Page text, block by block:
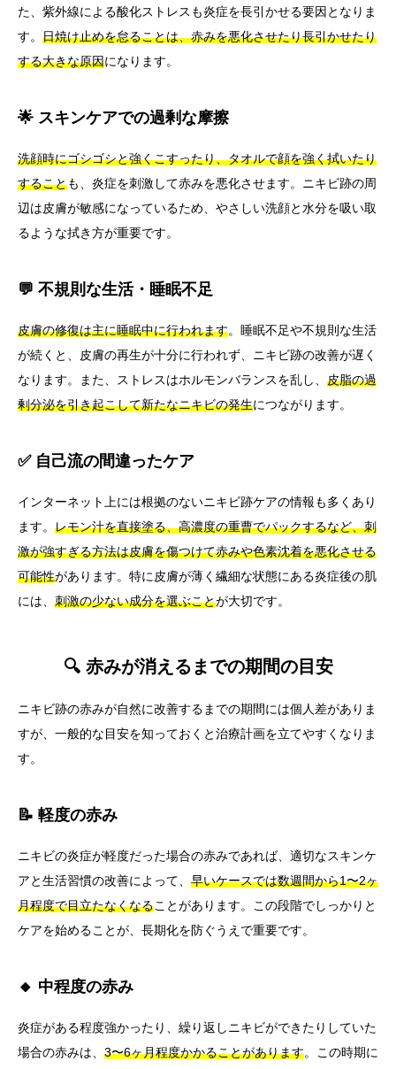
た、紫外線による酸化ストレスも炎症を長引かせる要因となりま
す。 日焼け止めを怠ることは、赤みを悪化させたり長引かせたり
する大きな原因になります。
🌟 スキンケアでの過剰な摩擦
洗顔時にゴシゴシと強くこすったり、タオルで顔を強く拭いたり
することも、炎症を刺激して赤みを悪化させます。ニキビ跡の周
辺は皮膚が敏感になっているため、やさしい洗顔と水分を吸い取
るような拭き方が重要です。
💬 不規則な生活・睡眠不足
皮膚の修復は主に睡眠中に行われます。睡眠不足や不規則な生活
が続くと、皮膚の再生が十分に行われず、ニキビ跡の改善が遅く
なります。また、ストレスはホルモンバランスを乱し、 皮脂の過
剰分泌を引き起こして新たなニキビの発生につながります。
✅ 自己流の間違ったケア
インターネット上には根拠のないニキビ跡ケアの情報も多くあり
ます。 レモン汁を直接塗る、高濃度の重曹でパックするなど、刺
激が強すぎる方法は皮膚を傷つけて赤みや色素沈着を悪化させる
可能性があります。特に皮膚が薄く繊細な状態にある炎症後の肌
には、 刺激の少ない成分を選ぶことが大切です。
🔍 赤みが消えるまでの期間の目安
ニキビ跡の赤みが自然に改善するまでの期間には個人差がありま
すが、一般的な目安を知っておくと治療計画を立てやすくなりま
す。
📝 軽度の赤み
ニキビの炎症が軽度だった場合の赤みであれば、適切なスキンケ
アと生活習慣の改善によって、 早いケースでは数週間から1〜2ヶ
月程度で目立たなくなることがあります。この段階でしっかりと
ケアを始めることが、長期化を防ぐうえで重要です。
🔸 中程度の赤み
炎症がある程度強かったり、繰り返しニキビができたりしていた
場合の赤みは、 3〜6ヶ月程度かかることがあります。この時期に